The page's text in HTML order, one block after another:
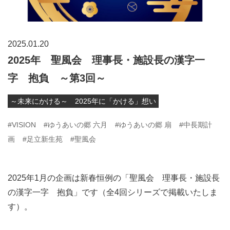
2025.01.20
2025年 聖風会 理事長・施設長の漢字一
字 抱負 ～第3回～
～未来にかける～ 2025年に「かける」想い
#VISION #ゆうあいの郷 六月 #ゆうあいの郷 扇
#中長期計
画
#足立新生苑 #聖風会
2025年1月の企画は新春恒例の「聖風会 理事長・施設長
の漢字一字 抱負」です（全4回シリーズで掲載いたしま
す）。